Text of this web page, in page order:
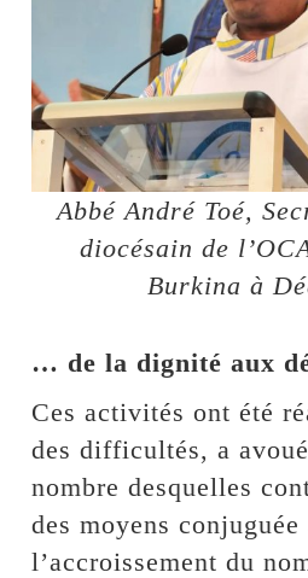
Abbé André Toé,
diocésain de
Burkina à
… de la dignité aux
Ces activités ont été
des difficultés, a
nombre desquelles
des moyens conjuguée
l’accroissement du